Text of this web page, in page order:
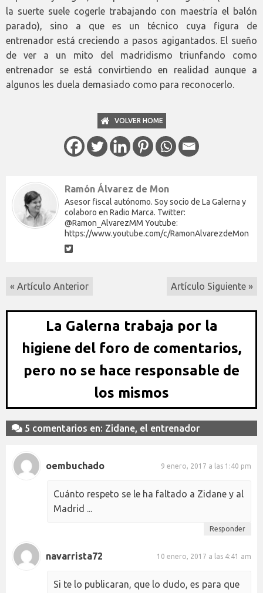
la suerte suele cogerle trabajando con maestría el balón
parado), sino a que es un técnico cuya figura de
entrenador está creciendo a pasos agigantados. El sueño
de ver a un mito del madridismo triunfando como
entrenador se está convirtiendo en realidad aunque a
algunos les duela demasiado como para reconocerlo.
VOLVER HOME
Ramón Álvarez de Mon
Asesor fiscal autónomo. Soy socio de La Galerna y
colaboro en Radio Marca. Twitter:
@Ramon_AlvarezMM Youtube:
https://www.youtube.com/c/RamonAlvarezdeMon
« Artículo Anterior Artículo Siguiente »
La Galerna trabaja por la
higiene del foro de comentarios,
pero no se hace responsable de
los mismos
5 comentarios en: Zidane, el entrenador
oembuchado 9 enero, 2017 a las 1:40 pm
Cuánto respeto se le ha faltado a Zidane y al
Madrid ...
Responder
navarrista72 10 enero, 2017 a las 4:41 am
Si te lo publicaran, que lo dudo, es para que